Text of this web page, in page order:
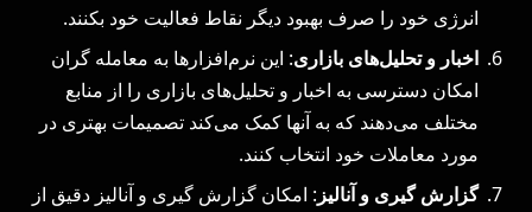
انرژی خود را صرف بهبود دیگر نقاط فعالیت خود بکنند.
اخبار و تحلیل‌های بازاری: این نرم‌افزارها به معامله ‌گران
امکان دسترسی به اخبار و تحلیل‌های بازاری را از منابع
مختلف می‌دهند که به آنها کمک می‌کند تصمیمات بهتری در
مورد معاملات خود انتخاب کنند.
گزارش ‌گیری و آنالیز: امکان گزارش ‌گیری و آنالیز دقیق از